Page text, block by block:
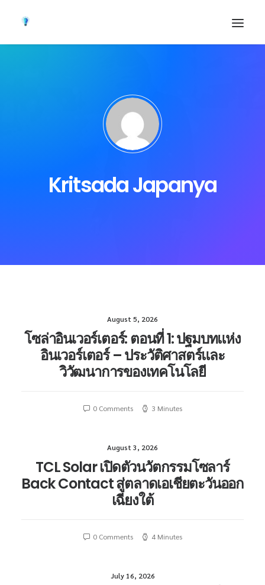
Kritsada Japanya
August 5, 2026
โซล่าอินเวอร์เตอร์: ตอนที่ 1: ปฐมบทแห่ง
อินเวอร์เตอร์ – ประวัติศาสตร์และ
วิวัฒนาการของเทคโนโลยี
0 Comments 3 Minutes
August 3, 2026
TCL Solar เปิดตัวนวัตกรรมโซลาร์
Back Contact สู่ตลาดเอเชียตะวันออก
เฉียงใต้
0 Comments 4 Minutes
July 16, 2026